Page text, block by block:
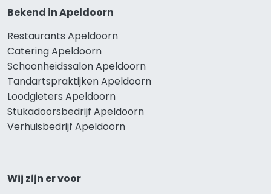
Bekend in Apeldoorn
Restaurants Apeldoorn
Catering Apeldoorn
Schoonheidssalon Apeldoorn
Tandartspraktijken Apeldoorn
Loodgieters Apeldoorn
Stukadoorsbedrijf Apeldoorn
Verhuisbedrijf Apeldoorn
Wij zijn er voor